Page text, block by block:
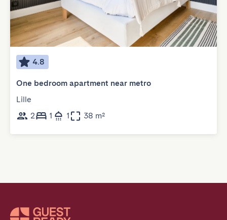
4.8
One bedroom apartment near metro
Lille
2
1 1 38 m²